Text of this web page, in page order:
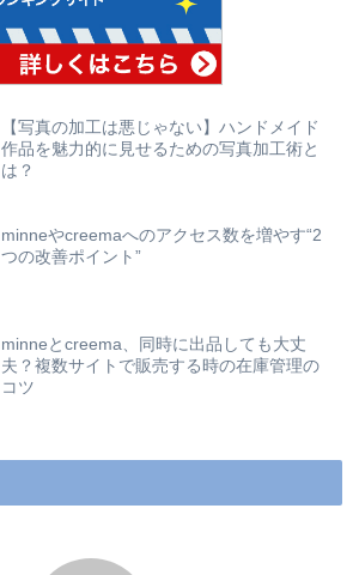
【写真の加工は悪じゃない】ハンドメイド
作品を魅力的に見せるための写真加工術と
は？
minneやcreemaへのアクセス数を増やす“2
つの改善ポイント”
minneとcreema、同時に出品しても大丈
夫？複数サイトで販売する時の在庫管理の
コツ